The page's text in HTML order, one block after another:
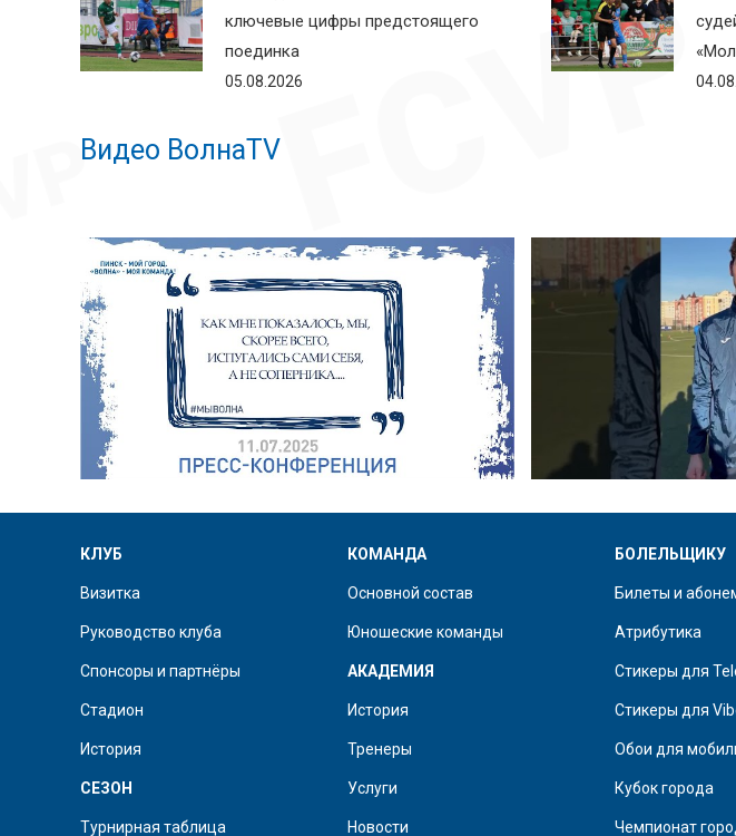
ключевые цифры предстоящего
поединка
05.08.2026
Видео ВолнаTV
КЛУБ
Визитка
Руководство клуба
Спонсоры и партнёры
Стадион
История
СЕЗОН
Турнирная таблица
КОМАНДА
Основной состав
Юношеские команды
АКАДЕМИЯ
История
Тренеры
Услуги
Новости
БОЛЕЛЬЩИКУ
Билеты и
Атрибутика
Стикеры для
Стикеры для
Обои для
Кубок города
Чемпионат